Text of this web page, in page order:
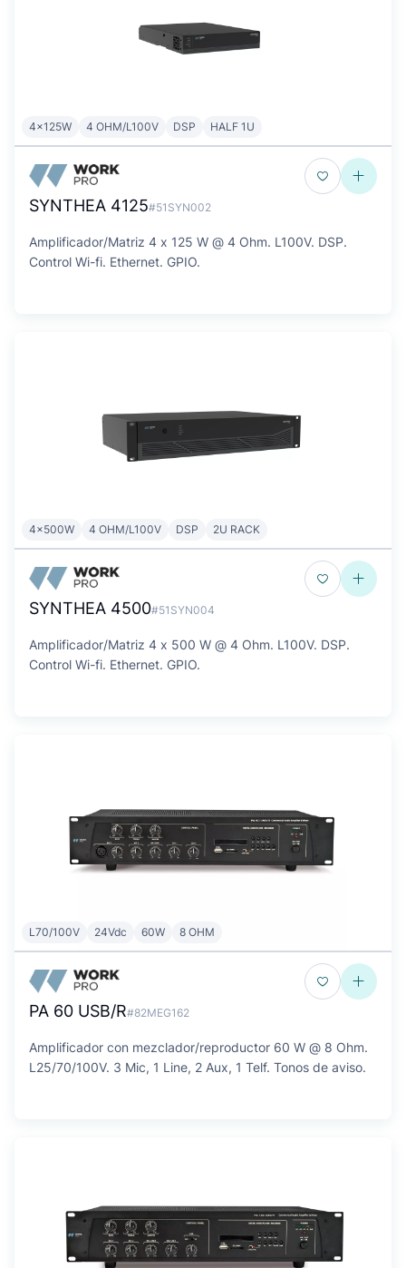
4x125W 4 OHM/L100V DSP HALF 1U
SYNTHEA 4125#51SYN002
Amplificador/Matriz 4 x 125 W @ 4 Ohm. L100V. DSP.
Control Wi-fi. Ethernet. GPIO.
4x500W 4 OHM/L100V DSP 2U RACK
SYNTHEA 4500#51SYN004
Amplificador/Matriz 4 x 500 W @ 4 Ohm. L100V. DSP.
Control Wi-fi. Ethernet. GPIO.
L70/100V 24Vdc 60W 8 OHM
PA 60 USB/R#82MEG162
Amplificador con mezclador/reproductor 60 W @ 8 Ohm.
L25/70/100V. 3 Mic, 1 Line, 2 Aux, 1 Telf. Tonos de aviso.